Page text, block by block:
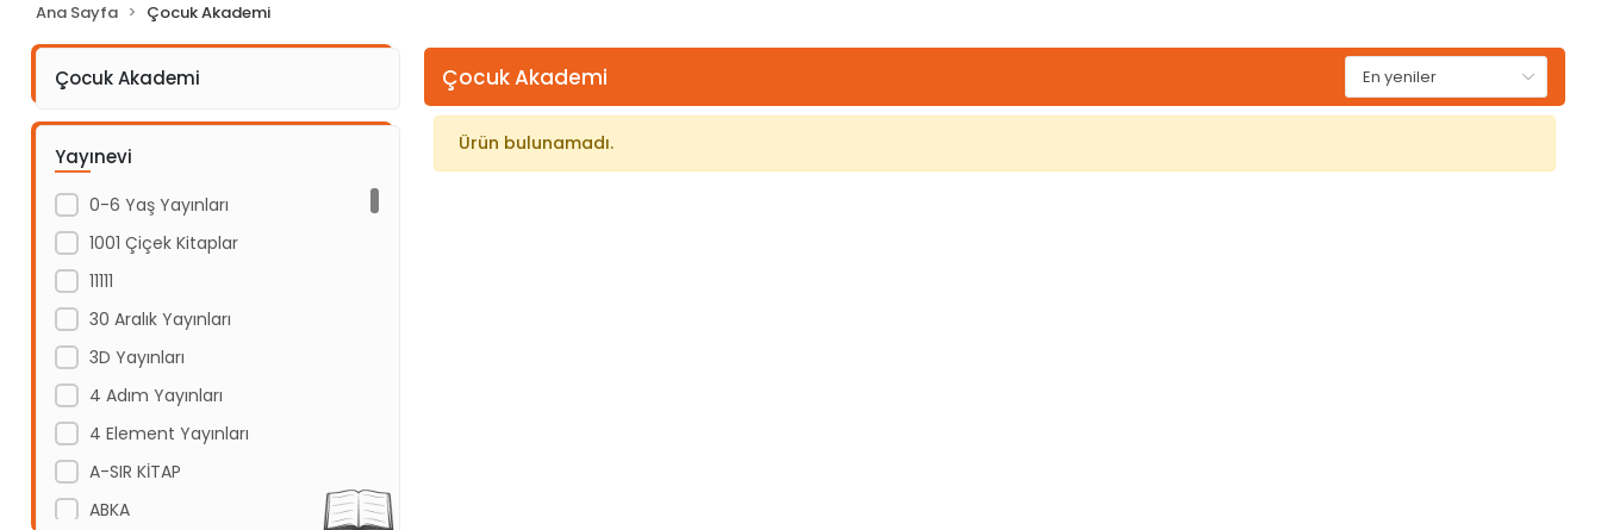
Ana Sayfa Çocuk Akademi
Çocuk Akademi
Yayınevi
0-6 Yaş Yayınları
1001 Çiçek Kitaplar
11111
30 Aralık Yayınları
3D Yayınları
4 Adım Yayınları
4 Element Yayınları
A-SIR KİTAP
ABKA
Çocuk Akademi
Ürün bulunamadı.